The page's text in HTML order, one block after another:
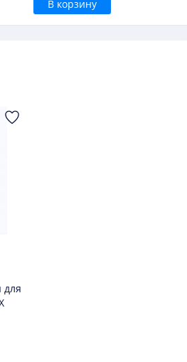
В корзину
для